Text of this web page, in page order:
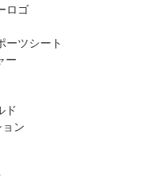
ロゴ
ーツシート
ー
ド
ン